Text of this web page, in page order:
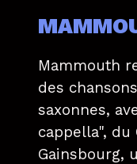
Mammouth
des
saxonnes,
cappella",
Gainsbourg,